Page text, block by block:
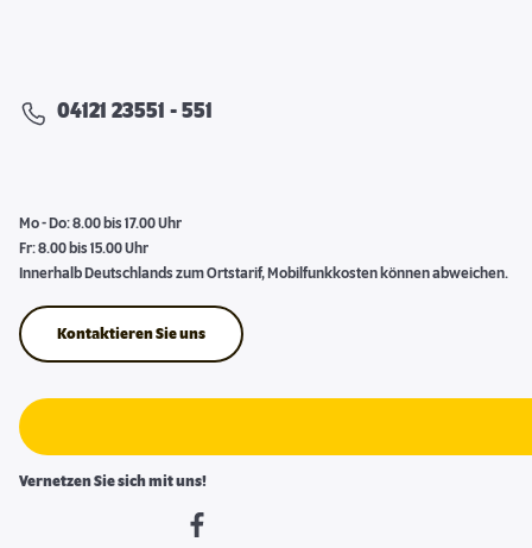
04121 23551 - 551
Mo - Do: 8.00 bis 17.00 Uhr
Fr: 8.00 bis 15.00 Uhr
Innerhalb Deutschlands zum Ortstarif, Mobilfunkkosten können abweichen.
Kontaktieren Sie uns
Vernetzen Sie sich mit uns!